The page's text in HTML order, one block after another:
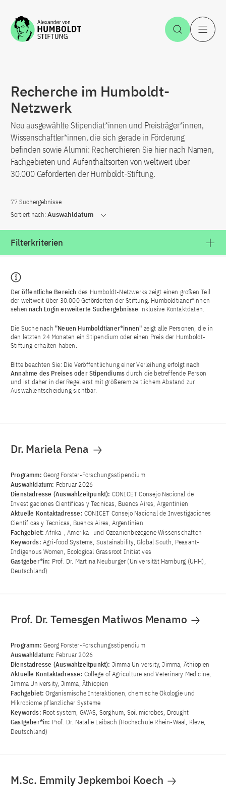
Zum Inhalt springen Suche
Recherche im Humboldt-
Netzwerk
Neu ausgewählte Stipendiat*innen und Preisträger*innen,
Wissenschaftler*innen, die sich gerade in Förderung
befinden sowie Alumni: Recherchieren Sie hier nach Namen,
Fachgebieten und Aufenthaltsorten von weltweit über
30.000 Geförderten der Humboldt-Stiftung.
77 Suchergebnisse
Sortiert nach: Auswahldatum
Filterkriterien
Der öffentliche Bereich des Humboldt-Netzwerks zeigt einen großen Teil
der weltweit über 30.000 Geförderten der Stiftung. Humboldtianer*innen
sehen nach Login erweiterte Suchergebnisse inklusive Kontaktdaten.
Die Suche nach "Neuen Humboldtianer*innen" zeigt alle Personen, die in
den letzten 24 Monaten ein Stipendium oder einen Preis der Humboldt-
Stiftung erhalten haben.
Bitte beachten Sie: Die Veröffentlichung einer Verleihung erfolgt nach
Annahme des Preises oder Stipendiumsdurch die betreffende Person
und ist daher in der Regel erst mit größerem zeitlichem Abstand zur
Auswahlentscheidung sichtbar.
Dr. Mariela Pena
Programm: Georg Forster-Forschungsstipendium
Auswahldatum: Februar 2026
Dienstadresse (Auswahlzeitpunkt): CONICET Consejo Nacional de
Investigaciones Cientificas y Tecnicas, Buenos Aires, Argentinien
Aktuelle Kontaktadresse: CONICET Consejo Nacional de Investigaciones
Cientificas y Tecnicas, Buenos Aires, Argentinien
Fachgebiet:Afrika-, Amerika- und Ozeanienbezogene Wissenschaften
Keywords: Agri-food Systems, Sustainability, Global South, Peasant-
Indigenous Women, Ecological Grassroot Initiatives
Gastgeber*in: Prof. Dr. Martina Neuburger (Universität Hamburg (UHH),
Deutschland)
Prof. Dr. Temesgen Matiwos Menamo
Programm: Georg Forster-Forschungsstipendium
Auswahldatum: Februar 2026
Dienstadresse (Auswahlzeitpunkt): Jimma University, Jimma, Äthiopien
Aktuelle Kontaktadresse: College of Agriculture and Veterinary Medicine,
Jimma University, Jimma, Äthiopien
Fachgebiet:Organismische Interaktionen, chemische Ökologie und
Mikrobiome pflanzlicher Systeme
Keywords: Root system, GWAS, Sorghum, Soil microbes, Drought
Gastgeber*in: Prof. Dr. Natalie Laibach (Hochschule Rhein-Waal, Kleve,
Deutschland)
M.Sc. Emmily Jepkemboi Koech